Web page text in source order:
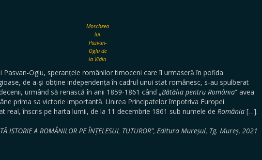
Moscheea
lui
Pazvan-
Oglu de
la Vidin
Oglu, speranțele românilor timoceni care îl urmaseră în pofida
de a-și obține independența în cadrul unui stat românesc, s-au spulberat
urmând să renască în anii 1859-1861 când „Bătălia pentru România” avea
prima sa victorie importantă. Unirea Principatelor împotriva Europei
real, înscris pe harta lumii, de la 11 decembrie 1861 sub numele de România […].
ISTORIE A ROMÂNILOR PE ÎNȚELESUL TUTUROR”, Editura Mureșul, Tg. Mureș, 2021